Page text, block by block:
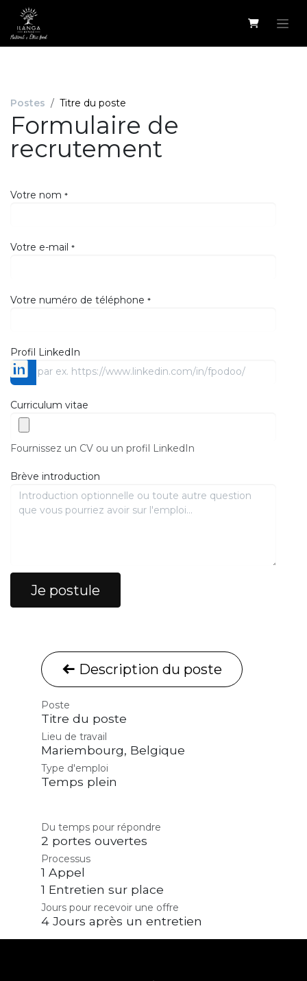
Se rendre au contenu
Postes Titre du poste
Formulaire de
recrutement
Votre nom *
Votre e-mail *
Votre numéro de téléphone *
Profil LinkedIn
Curriculum vitae
Fournissez un CV ou un profil LinkedIn
Brève introduction
Je postule
Description du poste
Poste
Titre du poste
Lieu de travail
Mariembourg, Belgique
Type d'emploi
Temps plein
Du temps pour répondre
2 portes ouvertes
Processus
1 Appel
1 Entretien sur place
Jours pour recevoir une offre
4 Jours après un entretien